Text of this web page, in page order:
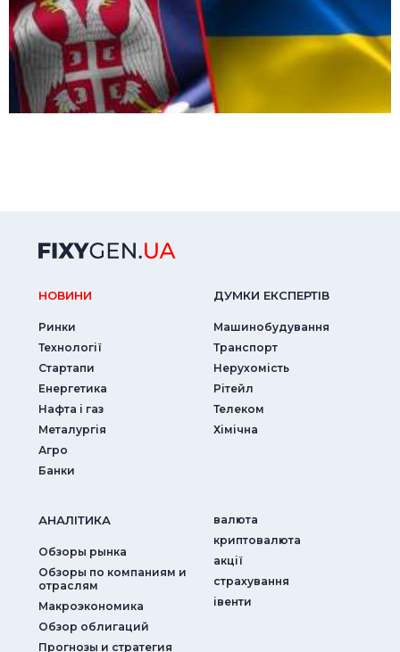
НОВИНИ
Ринки
Технології
Стартапи
Енергетика
Нафта і газ
Металургія
Агро
Банки
ДУМКИ ЕКСПЕРТIВ
Машинобудування
Транспорт
Нерухомість
Рітейл
Телеком
Хімічна
АНАЛIТИКА
Обзоры рынка
Обзоры по компаниям и
отраслям
Макроэкономика
Обзор облигаций
Прогнозы и стратегия
валюта
криптовалюта
акції
страхування
iвенти